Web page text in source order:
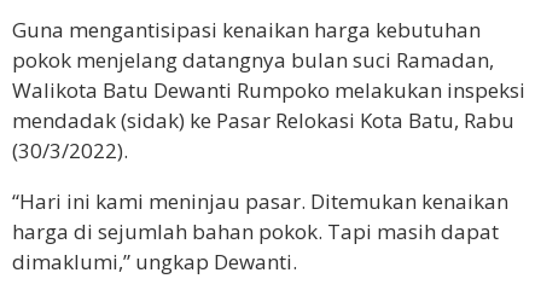
Guna mengantisipasi kenaikan harga kebutuhan
pokok menjelang datangnya bulan suci Ramadan,
Walikota Batu Dewanti Rumpoko melakukan inspeksi
mendadak (sidak) ke Pasar Relokasi Kota Batu, Rabu
(30/3/2022).
“Hari ini kami meninjau pasar. Ditemukan kenaikan
harga di sejumlah bahan pokok. Tapi masih dapat
dimaklumi,” ungkap Dewanti.